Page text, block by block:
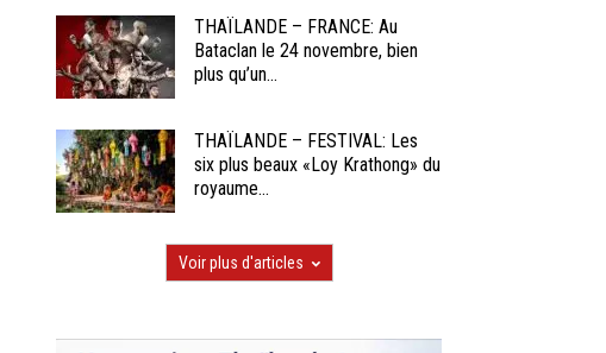
THAÏLANDE – FRANCE: Au
Bataclan le 24 novembre, bien
plus qu’un...
THAÏLANDE – FESTIVAL: Les
six plus beaux «Loy Krathong» du
royaume...
Voir plus d'articles